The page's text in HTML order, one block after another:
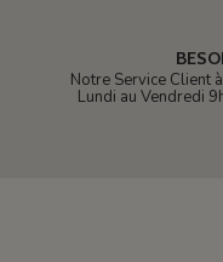
Notre Service Client
Lundi au Vendredi